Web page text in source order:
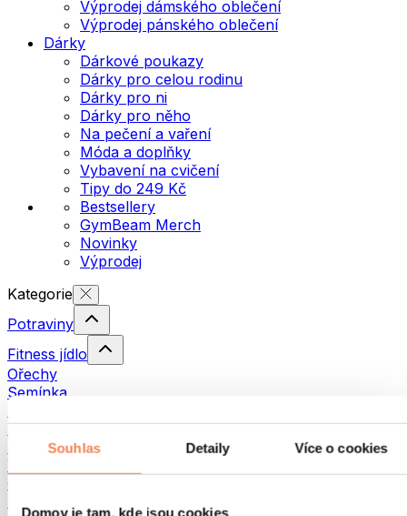
Souhlas Detaily Více o cookies
Domov je tam, kde jsou cookies
Výprodej dámského oblečení
Výprodej pánského oblečení
Dárky
Dárkové poukazy
Dárky pro celou rodinu
Dárky pro ni
Dárky pro něho
Na pečení a vaření
Móda a doplňky
Vybavení na cvičení
Tipy do 249 Kč
Bestsellery
GymBeam Merch
Novinky
Výprodej
Kategorie
Potraviny
Fitness jídlo
Ořechy
Semínka
Ryby
Hotová jídla
Vajíčka
Chléb a pečivo